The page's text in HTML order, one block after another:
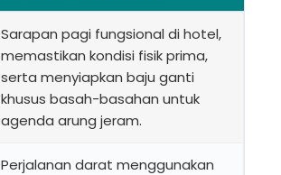
Sarapan pagi fungsional di hotel,
memastikan kondisi fisik prima,
serta menyiapkan baju ganti
khusus basah-basahan untuk
agenda arung jeram.
Perjalanan darat menggunakan